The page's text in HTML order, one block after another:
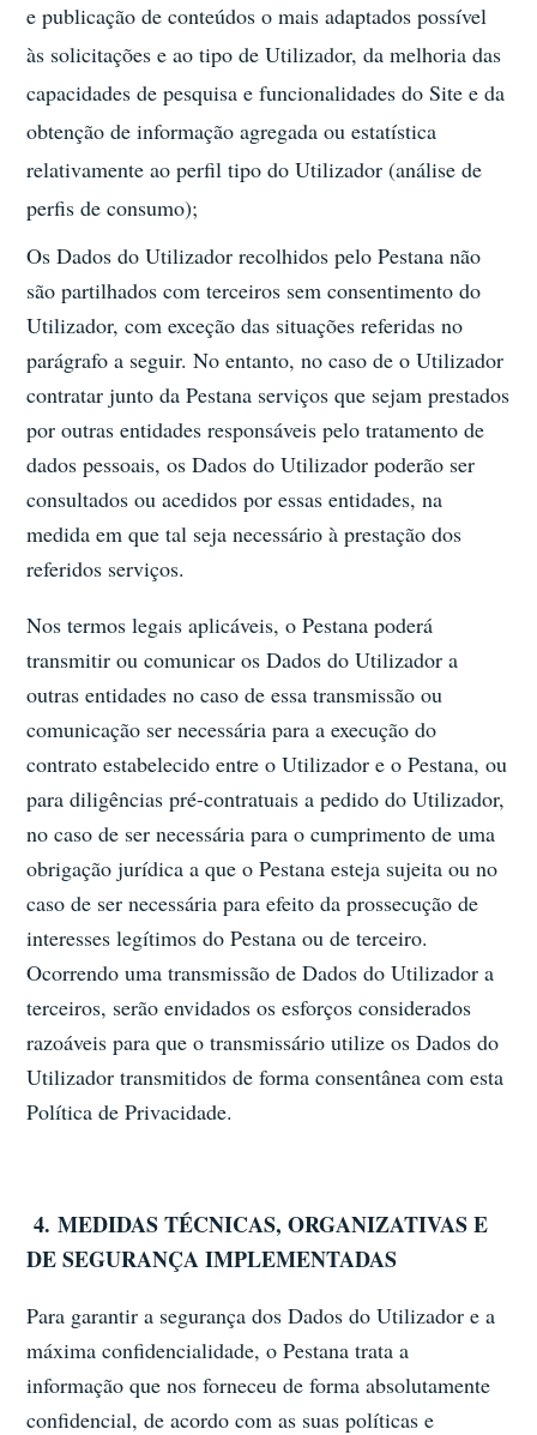
e publicação de conteúdos o mais adaptados possível
às solicitações e ao tipo de Utilizador, da melhoria das
capacidades de pesquisa e funcionalidades do Site e da
obtenção de informação agregada ou estatística
relativamente ao perfil tipo do Utilizador (análise de
perfis de consumo);
Os Dados do Utilizador recolhidos pelo Pestana não
são partilhados com terceiros sem consentimento do
Utilizador, com exceção das situações referidas no
parágrafo a seguir. No entanto, no caso de o Utilizador
contratar junto da Pestana serviços que sejam prestados
por outras entidades responsáveis pelo tratamento de
dados pessoais, os Dados do Utilizador poderão ser
consultados ou acedidos por essas entidades, na
medida em que tal seja necessário à prestação dos
referidos serviços.
Nos termos legais aplicáveis, o Pestana poderá
transmitir ou comunicar os Dados do Utilizador a
outras entidades no caso de essa transmissão ou
comunicação ser necessária para a execução do
contrato estabelecido entre o Utilizador e o Pestana, ou
para diligências pré-contratuais a pedido do Utilizador,
no caso de ser necessária para o cumprimento de uma
obrigação jurídica a que o Pestana esteja sujeita ou no
caso de ser necessária para efeito da prossecução de
interesses legítimos do Pestana ou de terceiro.
Ocorrendo uma transmissão de Dados do Utilizador a
terceiros, serão envidados os esforços considerados
razoáveis para que o transmissário utilize os Dados do
Utilizador transmitidos de forma consentânea com esta
Política de Privacidade.
4.MEDIDAS TÉCNICAS, ORGANIZATIVAS E
DE SEGURANÇA IMPLEMENTADAS
Para garantir a segurança dos Dados do Utilizador e a
máxima confidencialidade, o Pestana trata a
informação que nos forneceu de forma absolutamente
confidencial, de acordo com as suas políticas e